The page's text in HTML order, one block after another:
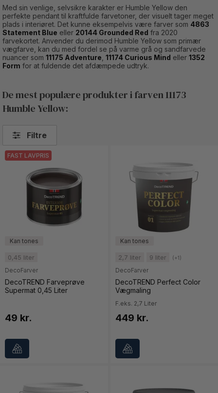
Med sin venlige, selvsikre karakter er Humble Yellow den
perfekte pendant til kraftfulde farvetoner, der visuelt tager meget
plads i interiøret. Det kunne eksempelvis være farver som 4863
Statement Blue eller 20144 Grounded Red fra 2020
farvekortet. Anvender du derimod Humble Yellow som primær
vægfarve, kan du med fordel se på varme grå og sandfarvede
nuancer som 11175 Adventure 11174 Curious Mind eller 1352
Form for at fuldende det afdæmpede udtryk.
De mest populære produkter i farven 11173
Humble Yellow:
Filtre
FAST LAVPRIS
0,45 liter
DecoFarver
DecoTREND Farveprøve
Supermat 0,45 Liter
49 kr.
2,7 liter 9 liter (+1)
DecoFarver
DecoTREND Perfect Color
Vægmaling
F.eks. 2,7 Liter
449 kr.